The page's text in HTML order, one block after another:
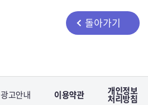
돌아가기
광고안내 이용약관 개인정보
처리방침